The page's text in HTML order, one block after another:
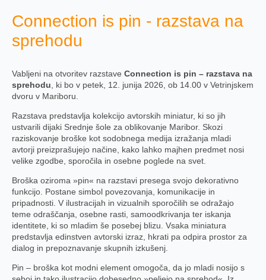
Connection is pin - razstava na
sprehodu
Vabljeni na otvoritev razstave Connection is pin – razstava na
sprehodu , ki bo v petek, 12. junija 2026, ob 14.00 v Vetrinjskem
dvoru v Mariboru.
Razstava predstavlja kolekcijo avtorskih miniatur, ki so jih
ustvarili dijaki Srednje šole za oblikovanje Maribor. Skozi
raziskovanje broške kot sodobnega medija izražanja mladi
avtorji preizprašujejo načine, kako lahko majhen predmet nosi
velike zgodbe, sporočila in osebne poglede na svet.
Broška oziroma »pin« na razstavi presega svojo dekorativno
funkcijo. Postane simbol povezovanja, komunikacije in
pripadnosti. V ilustracijah in vizualnih sporočilih se odražajo
teme odraščanja, osebne rasti, samoodkrivanja ter iskanja
identitete, ki so mladim še posebej blizu. Vsaka miniatura
predstavlja edinstven avtorski izraz, hkrati pa odpira prostor za
dialog in prepoznavanje skupnih izkušenj.
Pin – broška kot modni element omogoča, da jo mladi nosijo s